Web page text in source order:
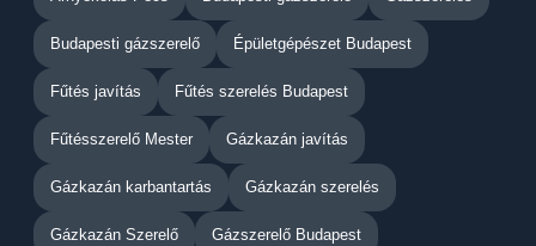
Budapesti gázszerelő Épületgépészet Budapest
Fűtés javítás Fűtés szerelés Budapest
Fűtésszerelő Mester Gázkazán javítás
Gázkazán karbantartás Gázkazán szerelés
Gázkazán Szerelő Gázszerelő Budapest